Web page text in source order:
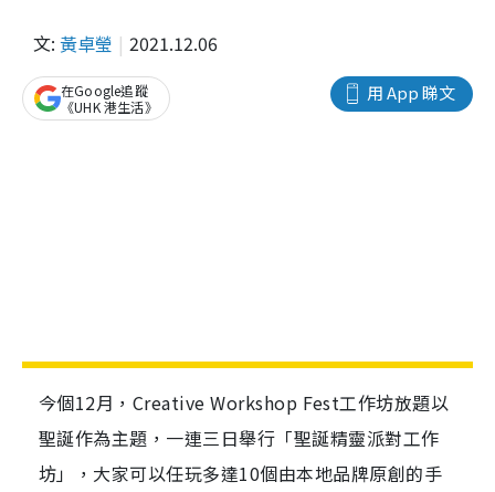
文: 黃卓瑩 2021.12.06
用 App 睇文
在Google追蹤
《UHK 港生活》
今個12月，Creative Workshop Fest工作坊放題以
聖誕作為主題，一連三日舉行「聖誕精靈派對工作
坊」，大家可以任玩多達10個由本地品牌原創的手